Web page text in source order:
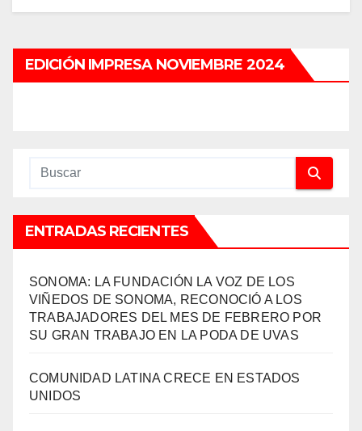
EDICIÓN IMPRESA NOVIEMBRE 2024
ENTRADAS RECIENTES
SONOMA: LA FUNDACIÓN LA VOZ DE LOS
VIÑEDOS DE SONOMA, RECONOCIÓ A LOS
TRABAJADORES DEL MES DE FEBRERO POR
SU GRAN TRABAJO EN LA PODA DE UVAS
COMUNIDAD LATINA CRECE EN ESTADOS
UNIDOS